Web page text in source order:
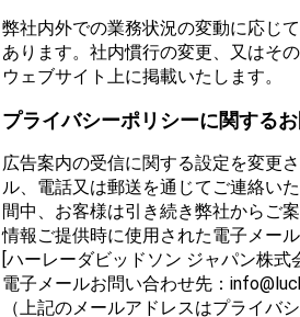
弊社内外での業務状況の変動に応じ
あります。社内慣行の変更、又はそ
ウェブサイト上に掲載いたします。
プライバシーポリシーに関する
広告案内の受信に関する設定を変更
ル、電話又は郵送を通じてご連絡い
間中、お客様は引き続き弊社からご
情報ご提供時に使用された電子メー
[ハーレーダビッドソン ジャパン株
電子メールお問い合わせ先：
（上記のメールアドレスはプライバ